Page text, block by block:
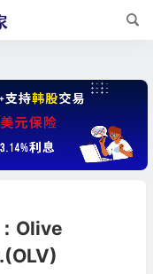
Olive